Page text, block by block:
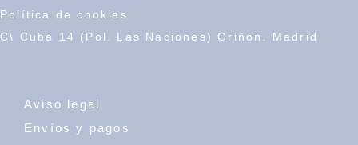
Política de cookies
C\ Cuba 14 (Pol. Las Naciones) Griñón. Madrid
Aviso legal
Envíos y pagos